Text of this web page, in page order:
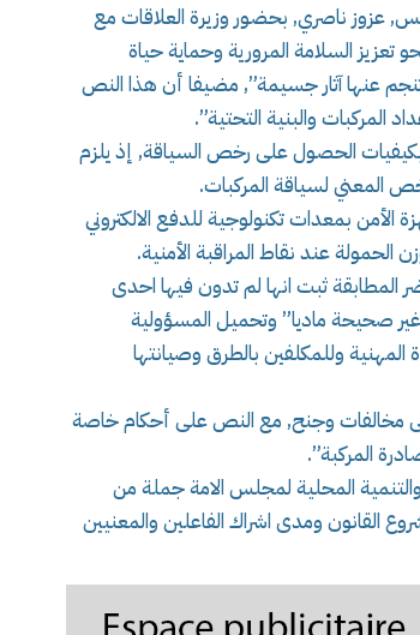
عزوز ناصري, بحضور وزيرة العلاقات مع
السلامة المرورية وحماية حياة
عنها آثار جسيمة”, مضيفا أن هذا النص
المركبات والبنية التحتية”.
الحصول على رخص السياقة, إذ يلزم
المعني لسياقة المركبات.
بمعدات تكنولوجية للدفع الالكتروني
عند نقاط المراقبة الأمنية.
المطابقة ثبت انها لم تدون فيها احدى
صحيحة ماديا” وتحميل المسؤولية
وللمكلفين بالطرق وصيانتها
مخالفات وجنح, مع النص على أحكام خاصة
المركبة”.
المحلية لمجلس الامة جملة من
القانون ومدى اشراك الفاعلين والمعنيين